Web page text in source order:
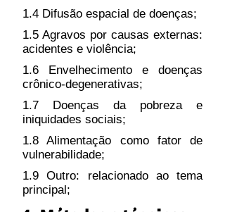
1.4 Difusão espacial de doenças;
1.5 Agravos por causas externas:
acidentes e violência;
1.6 Envelhecimento e doenças
crônico-degenerativas;
1.7 Doenças da pobreza e
iniquidades sociais;
1.8 Alimentação como fator de
vulnerabilidade;
1.9 Outro: relacionado ao tema
principal;